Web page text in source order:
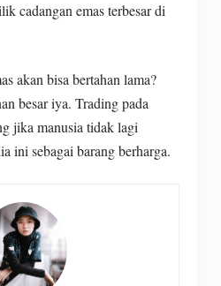
cadangan emas terbesar di
akan bisa bertahan lama?
besar iya. Trading pada
jika manusia tidak lagi
ini sebagai barang berharga.